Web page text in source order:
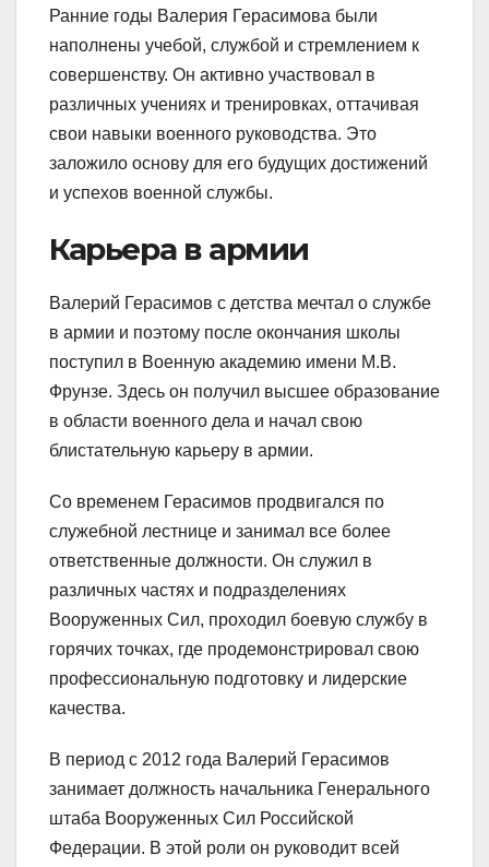
Ранние годы Валерия Герасимова были
наполнены учебой, службой и стремлением к
совершенству. Он активно участвовал в
различных учениях и тренировках, оттачивая
свои навыки военного руководства. Это
заложило основу для его будущих достижений
и успехов военной службы.
Карьера в армии
Валерий Герасимов с детства мечтал о службе
в армии и поэтому после окончания школы
поступил в Военную академию имени М.В.
Фрунзе. Здесь он получил высшее образование
в области военного дела и начал свою
блистательную карьеру в армии.
Со временем Герасимов продвигался по
служебной лестнице и занимал все более
ответственные должности. Он служил в
различных частях и подразделениях
Вооруженных Сил, проходил боевую службу в
горячих точках, где продемонстрировал свою
профессиональную подготовку и лидерские
качества.
В период с 2012 года Валерий Герасимов
занимает должность начальника Генерального
штаба Вооруженных Сил Российской
Федерации. В этой роли он руководит всей